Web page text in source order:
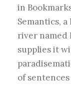
in
Semantics,
river named
supplies it
of